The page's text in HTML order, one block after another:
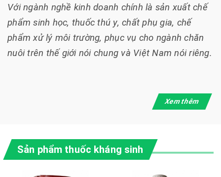
Với ngành nghề kinh doanh chính là sản xuất chế
phẩm sinh học, thuốc thú y, chất phụ gia, chế
phẩm xử lý môi trường, phục vụ cho ngành chăn
nuôi trên thế giới nói chung và Việt Nam nói riêng.
Xem thêm
Sản phẩm thuốc kháng sinh